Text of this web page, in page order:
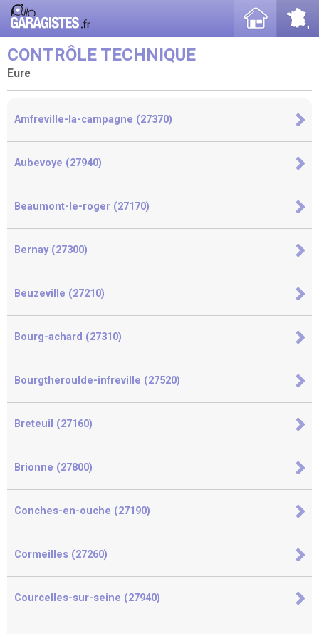
CONTRÔLE TECHNIQUE
Eure
Amfreville-la-campagne (27370)
Aubevoye (27940)
Beaumont-le-roger (27170)
Bernay (27300)
Beuzeville (27210)
Bourg-achard (27310)
Bourgtheroulde-infreville (27520)
Breteuil (27160)
Brionne (27800)
Conches-en-ouche (27190)
Cormeilles (27260)
Courcelles-sur-seine (27940)